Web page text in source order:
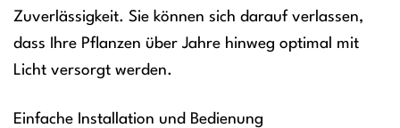
Zuverlässigkeit. Sie können sich darauf verlassen,
dass Ihre Pflanzen über Jahre hinweg optimal mit
Licht versorgt werden.
Einfache Installation und Bedienung